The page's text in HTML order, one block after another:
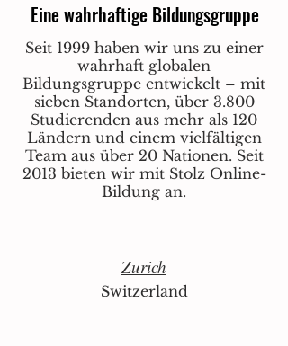
Eine wahrhaftige Bildungsgruppe
Seit 1999 haben wir uns zu einer
wahrhaft globalen
Bildungsgruppe entwickelt – mit
sieben Standorten, über 3.800
Studierenden aus mehr als 120
Ländern und einem vielfältigen
Team aus über 20 Nationen. Seit
2013 bieten wir mit Stolz Online-
Bildung an.
Zurich
Switzerland